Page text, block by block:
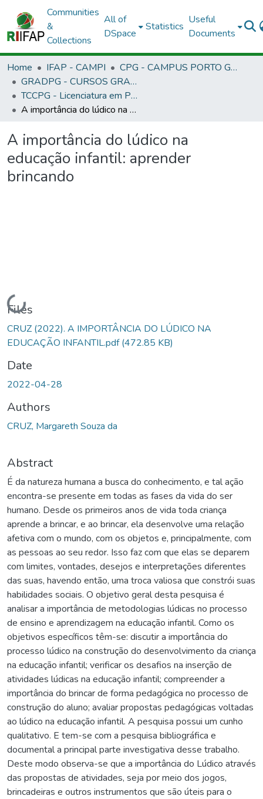
Communities
&
Collections
All of
DSpace
Statistics
Useful
Documents
Home IFAP - CAMPI
CPG - CAMPUS PORTO GRANDE
GRADPG - CURSOS GRADUAÇÃO - CAMPUS PORTO GRANDE
TCCPG - Licenciatura em Pedagogia - EAD
A importância do lúdico na educação infantil: aprender brincando
A importância do lúdico na
educação infantil: aprender
brincando
Loading...
Files
CRUZ (2022). A IMPORTÂNCIA DO LÚDICO NA
EDUCAÇÃO INFANTIL.pdf(472.85 KB)
Date
2022-04-28
Authors
CRUZ, Margareth Souza da
Abstract
É da natureza humana a busca do conhecimento, e tal ação
encontra-se presente em todas as fases da vida do ser
humano. Desde os primeiros anos de vida toda criança
aprende a brincar, e ao brincar, ela desenvolve uma relação
afetiva com o mundo, com os objetos e, principalmente, com
as pessoas ao seu redor. Isso faz com que elas se deparem
com limites, vontades, desejos e interpretações diferentes
das suas, havendo então, uma troca valiosa que constrói suas
habilidades sociais. O objetivo geral desta pesquisa é
analisar a importância de metodologias lúdicas no processo
de ensino e aprendizagem na educação infantil. Como os
objetivos específicos têm-se: discutir a importância do
processo lúdico na construção do desenvolvimento da criança
na educação infantil; verificar os desafios na inserção de
atividades lúdicas na educação infantil; compreender a
importância do brincar de forma pedagógica no processo de
construção do aluno; avaliar propostas pedagógicas voltadas
ao lúdico na educação infantil. A pesquisa possui um cunho
qualitativo. E tem-se com a pesquisa bibliográfica e
documental a principal parte investigativa desse trabalho.
Deste modo observa-se que a importância do Lúdico através
das propostas de atividades, seja por meio dos jogos,
brincadeiras e outros instrumentos que são úteis para o